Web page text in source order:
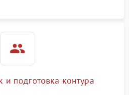
и подготовка контура